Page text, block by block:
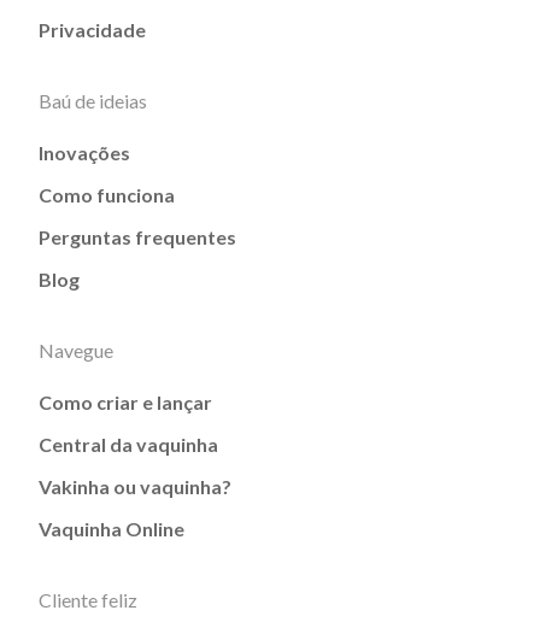
Privacidade
Baú de ideias
Inovações
Como funciona
Perguntas frequentes
Blog
Navegue
Como criar e lançar
Central da vaquinha
Vakinha ou vaquinha?
Vaquinha Online
Cliente feliz